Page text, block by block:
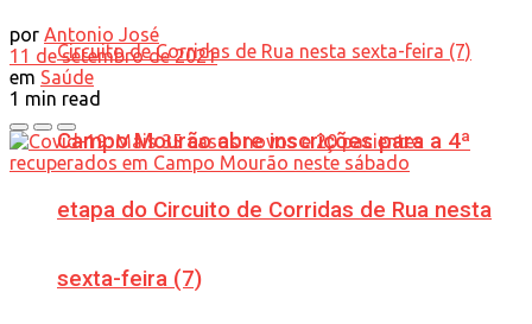
Campo Mourão abre inscrições para a 4ª
etapa do Circuito de Corridas de Rua nesta
sexta-feira (7)
por Antonio José
11 de setembro de 2021
em Saúde
1 min read